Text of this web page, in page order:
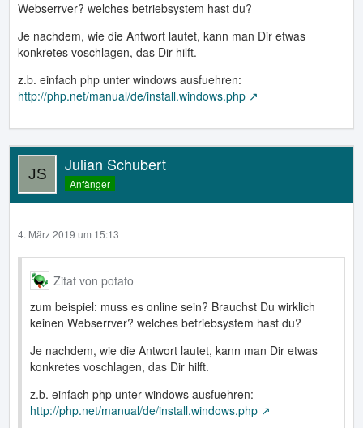
Webserrver? welches betriebsystem hast du?
Je nachdem, wie die Antwort lautet, kann man Dir etwas
konkretes voschlagen, das Dir hilft.
z.b. einfach php unter windows ausfuehren:
http://php.net/manual/de/install.windows.php
Julian Schubert
Anfänger
4. März 2019 um 15:13
Zitat von potato
zum beispiel: muss es online sein? Brauchst Du wirklich
keinen Webserrver? welches betriebsystem hast du?
Je nachdem, wie die Antwort lautet, kann man Dir etwas
konkretes voschlagen, das Dir hilft.
z.b. einfach php unter windows ausfuehren:
http://php.net/manual/de/install.windows.php